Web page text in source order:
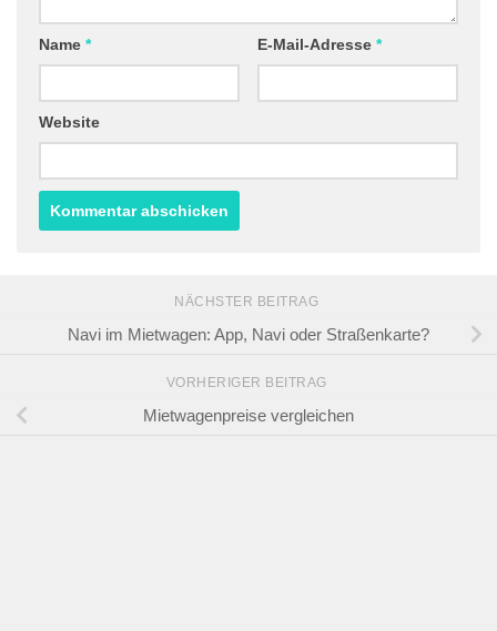
Name * E-Mail-Adresse *
Website
NÄCHSTER BEITRAG
Navi im Mietwagen: App, Navi oder Straßenkarte?
VORHERIGER BEITRAG
Mietwagenpreise vergleichen